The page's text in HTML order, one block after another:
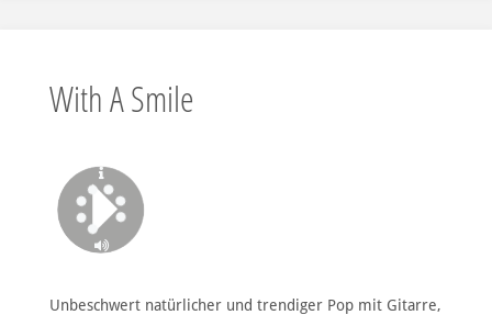
With A Smile
Unbeschwert natürlicher und trendiger Pop mit Gitarre,